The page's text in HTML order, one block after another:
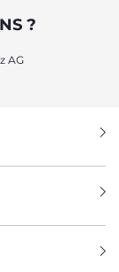
?
AG